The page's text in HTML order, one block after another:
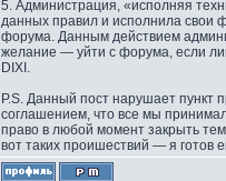
5. Администрация, «исполняя
данных правил и исполнила свои
форума. Данным действием
желание — уйти с форума, если
DIXI.
P.S. Данный пост нарушает пункт
соглашением, что все мы
право в любой момент закрыть
вот таких проишествий — я готов